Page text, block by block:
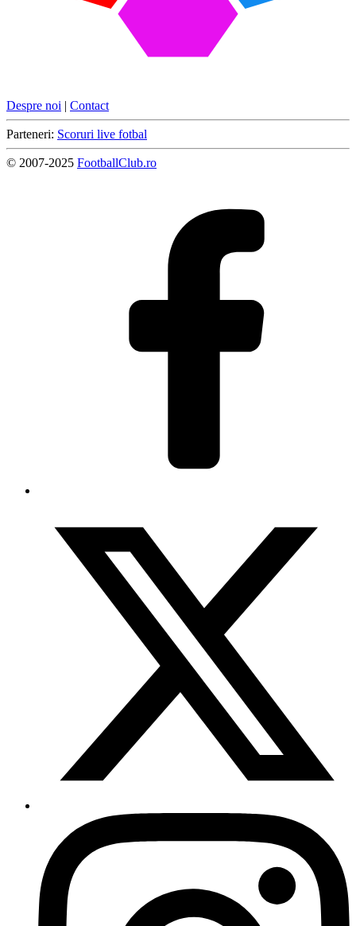
Despre noi | Contact
Parteneri: Scoruri live fotbal
© 2007-2025 FootballClub.ro